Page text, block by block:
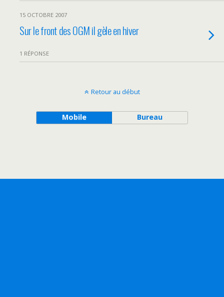
15 OCTOBRE 2007
Sur le front des OGM il gèle en hiver
1 RÉPONSE
Retour au début
Mobile Bureau